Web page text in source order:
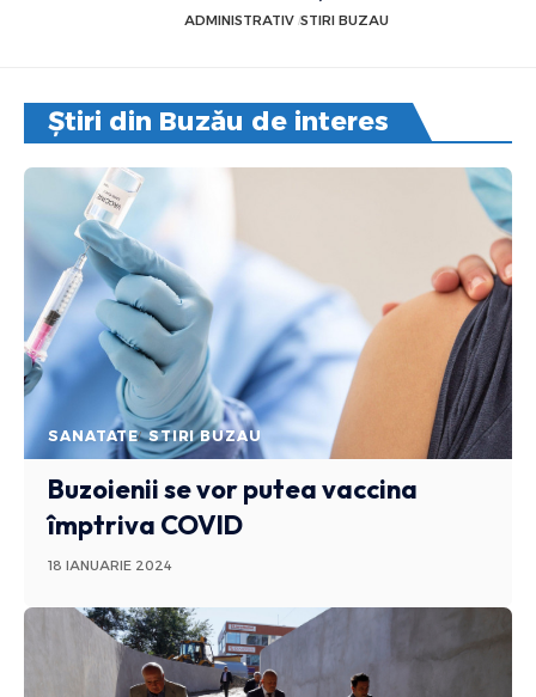
ADMINISTRATIV STIRI BUZAU
Știri din Buzău de interes
SANATATE STIRI BUZAU
Buzoienii se vor putea vaccina
împtriva COVID
18 IANUARIE 2024